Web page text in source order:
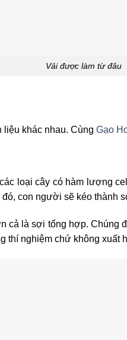
Vải được làm từ đâu
khác nhau. Cùng Gạo
loại cây có hàm lượng
con người sẽ kéo thành
cả là sợi tổng hợp.
thí nghiệm chứ không xuất